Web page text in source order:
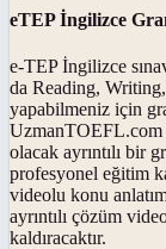
eTEP İngilizce
e-TEP İngilizce
da Reading,
yapabilmeniz için
UzmanTOEFL.com
olacak ayrıntılı bir
profesyonel eğitim
videolu konu
ayrıntılı çözüm
kaldıracaktır.